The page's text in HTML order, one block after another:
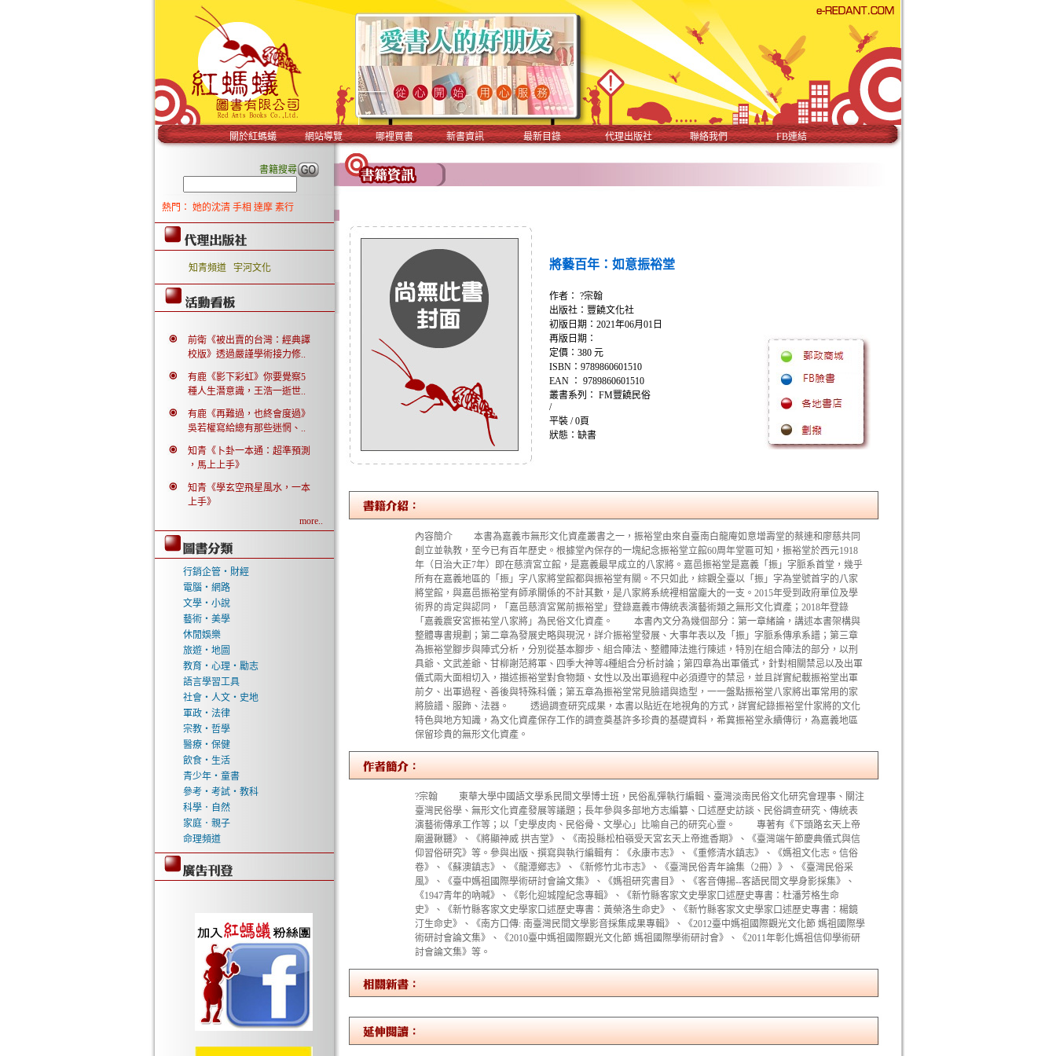
關於紅螞蟻 網站導覽 哪裡買書 新書資訊 最新目錄 代理出版社 聯絡我們 FB連結
書籍搜尋
熱門： 她的沈清 手相 達摩 素行
知青頻道 宇河文化
前衛《被出賣的台灣：經典譯
校版》透過嚴謹學術接力修..
有鹿《影下彩虹》你要覺察5
種人生潛意識，王浩一逝世..
有鹿《再難過，也終會度過》
吳若權寫給總有那些迷惘、..
知青《卜卦一本通：超準預測
，馬上上手》
知青《學玄空飛星風水，一本
上手》
more..
行銷企管‧財經
電腦‧網路
文學‧小說
藝術‧美學
休閒娛樂
旅遊‧地圖
教育‧心理‧勵志
語言學習工具
社會‧人文‧史地
軍政‧法律
宗教‧哲學
醫療‧保健
飲食‧生活
青少年‧童書
參考‧考試‧教科
科學．自然
家庭．親子
命理頻道
將藝百年：如意振裕堂
作者： ?宗翰
出版社：豐饒文化社
初版日期：2021年06月01日
再版日期：
定價：380 元
ISBN：9789860601510
EAN ： 9789860601510
叢書系列： FM豐饒民俗
/
平裝 / 0頁
狀態：缺書
內容簡介 本書為嘉義市無形文化資產叢書之一，振裕堂由來自臺南白龍庵如意增壽堂的蔡連和廖慈共同
創立並執教，至今已有百年歷史。根據堂內保存的一塊紀念振裕堂立館60周年堂匾可知，振裕堂於西元1918
年（日治大正7年）即在慈濟宮立館，是嘉義最早成立的八家將。嘉邑振裕堂是嘉義「振」字脈系首堂，幾乎
所有在嘉義地區的「振」字八家將堂館都與振裕堂有關。不只如此，綜觀全臺以「振」字為堂號首字的八家
將堂館，與嘉邑振裕堂有師承關係的不計其數，是八家將系統裡相當龐大的一支。2015年受到政府單位及學
術界的肯定與認同，「嘉邑慈濟宮駕前振裕堂」登錄嘉義市傳統表演藝術類之無形文化資產；2018年登錄
「嘉義震安宮振祐堂八家將」為民俗文化資產。 本書內文分為幾個部分：第一章緒論，講述本書架構與
整體專書規劃；第二章為發展史略與現況，詳介振裕堂發展、大事年表以及「振」字脈系傳承系譜；第三章
為振裕堂腳步與陣式分析，分別從基本腳步、組合陣法、整體陣法進行陳述，特別在組合陣法的部分，以刑
具爺、文武差爺、甘柳謝范將軍、四季大神等4種組合分析討論；第四章為出軍儀式，針對相關禁忌以及出軍
儀式兩大面相切入，描述振裕堂對食物類、女性以及出軍過程中必須遵守的禁忌，並且詳實紀載振裕堂出軍
前夕、出軍過程、善後與特殊科儀；第五章為振裕堂常見臉譜與造型，一一盤點振裕堂八家將出軍常用的家
將臉譜、服飾、法器。 透過調查研究成果，本書以貼近在地視角的方式，詳實紀錄振裕堂什家將的文化
特色與地方知識，為文化資產保存工作的調查奠基許多珍貴的基礎資料，希冀振裕堂永續傳衍，為嘉義地區
保留珍貴的無形文化資產。
?宗翰 東華大學中國語文學系民間文學博士班，民俗亂彈執行編輯、臺灣淡南民俗文化研究會理事、關注
臺灣民俗學、無形文化資產發展等議題；長年參與多部地方志編纂、口述歷史訪談、民俗調查研究、傳統表
演藝術傳承工作等；以「史學皮肉、民俗骨、文學心」比喻自己的研究心靈。 專著有《下頭路玄天上帝
廟盪鞦韆》、《將顯神威 拱吉堂》、《南投縣松柏嶺受天宮玄天上帝進香期》、《臺灣端午節慶典儀式與信
仰習俗研究》等。參與出版、撰寫與執行編輯有：《永康市志》、《重修清水鎮志》、《媽祖文化志。信俗
卷》、《蘇澳鎮志》、《龍潭鄉志》、《新修竹北市志》、《臺灣民俗青年論集（2冊）》、《臺灣民俗采
風》、《臺中媽祖國際學術研討會論文集》、《媽祖研究書目》、《客音傳揚--客語民間文學身影採集》、
《1947青年的吶喊》、《彰化迎城隍紀念專輯》、《新竹縣客家文史學家口述歷史專書：杜潘芳格生命
史》、《新竹縣客家文史學家口述歷史專書：黃榮洛生命史》、《新竹縣客家文史學家口述歷史專書：楊鏡
汀生命史》、《南方口傳: 南臺灣民間文學影音採集成果專輯》、《2012臺中媽祖國際觀光文化節 媽祖國際學
術研討會論文集》、《2010臺中媽祖國際觀光文化節 媽祖國際學術研討會》、《2011年彰化媽祖信仰學術研
討會論文集》等。